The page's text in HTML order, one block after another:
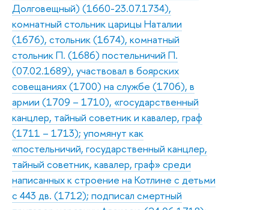
Долговещный) (1660-23.07.1734),
комнатный стольник царицы Наталии
(1676), стольник (1674), комнатный
стольник П. (1686) постельничий П.
(07.02.1689), участвовал в боярских
совещаниях (1700) на службе (1706), в
армии (1709 – 1710), «государственный
канцлер, тайный советник и кавалер, граф
(1711 – 1713); упомянут как
«постельничий, государственный канцлер,
тайный советник, кавалер, граф» среди
написанных к строение на Котлине с детьми
с 443 дв. (1712); подписал смертный